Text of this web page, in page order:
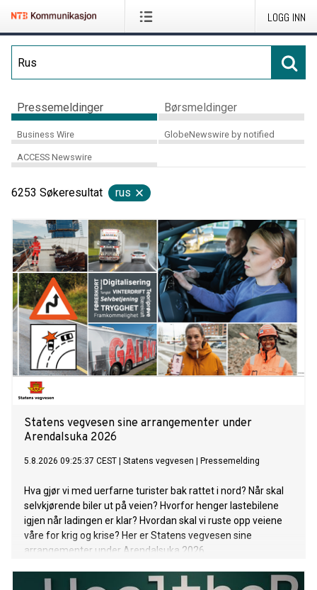
LOGG INN
Pressemeldinger Børsmeldinger
Business Wire GlobeNewswire by notified
ACCESS Newswire
6253 Søkeresultat rus
Statens vegvesen sine arrangementer under
Arendalsuka 2026
5.8.2026 09:25:37 CEST Statens vegvesen Pressemelding
Hva gjør vi med uerfarne turister bak rattet i nord? Når skal
selvkjørende biler ut på veien? Hvorfor henger lastebilene
igjen når ladingen er klar? Hvordan skal vi ruste opp veiene
våre for krig og krise? Her er Statens vegvesen sine
arrangementer under Arendalsuka 2026.